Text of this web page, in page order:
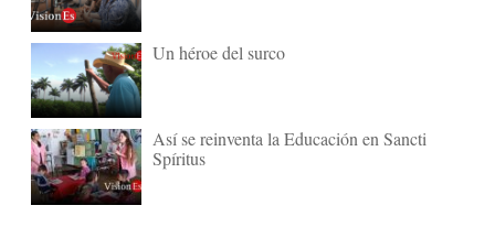
Un héroe del surco
Así se reinventa la Educación en Sancti
Spíritus